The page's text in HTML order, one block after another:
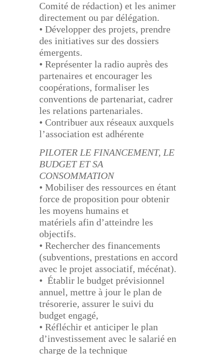
Comité de rédaction) et les animer
directement ou par délégation.
• Développer des projets, prendre
des initiatives sur des dossiers
émergents.
• Représenter la radio auprès des
partenaires et encourager les
coopérations, formaliser les
conventions de partenariat, cadrer
les relations partenariales.
• Contribuer aux réseaux auxquels
l’association est adhérente
PILOTER LE FINANCEMENT, LE
BUDGET ET SA
CONSOMMATION
• Mobiliser des ressources en étant
force de proposition pour obtenir
les moyens humains et
matériels afin d’atteindre les
objectifs.
• Rechercher des financements
(subventions, prestations en accord
avec le projet associatif, mécénat).
• Établir le budget prévisionnel
annuel, mettre à jour le plan de
trésorerie, assurer le suivi du
budget engagé,
• Réfléchir et anticiper le plan
d’investissement avec le salarié en
charge de la technique